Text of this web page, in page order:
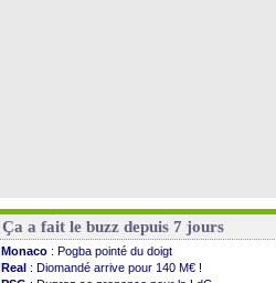
Ça a fait le buzz depuis 7 jours
Monaco : Pogba pointé du doigt
Real : Diomandé arrive pour 140 M€ !